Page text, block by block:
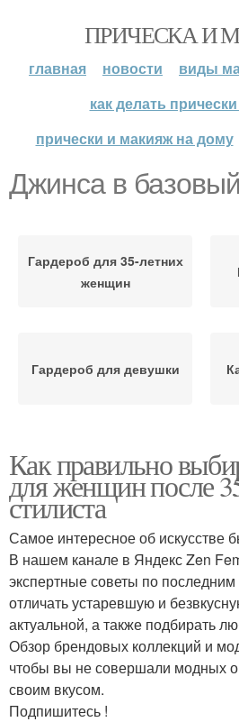
ПРИЧЕСКА И
главная новости
виды
как делать
прически и макияж на дому
Джинса в
Гардероб для 35-летних
женщин
Гардероб для девушки
Гардероб для женщины
Гардероб для женщин
Предметы в гардеробе
Как правильно
для женщин после
стилиста
Самое интересное об искусстве
В нашем канале в Яндекс Zen
экспертные советы по
отличать устаревшую и
актуальной, а также подбирать
Обзор брендовых коллекций и
чтобы вы не совершали модных
своим вкусом.
Подпишитесь !